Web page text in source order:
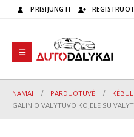
PRISIJUNGTI
NAMAI PARDUOTUVĖ
GALINIO VALYTUVO KOJELĖ SU